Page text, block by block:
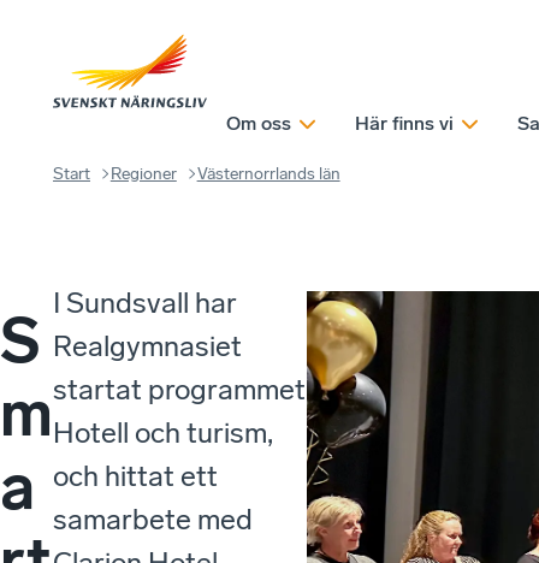
Om oss Här finns vi
Start Regioner Västernorrlands län
S
m
a
I Sundsvall har
Realgymnasiet
startat programmet
Hotell och turism,
och hittat ett
samarbete med